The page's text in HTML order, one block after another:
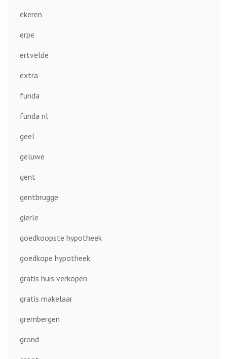
ekeren
erpe
ertvelde
extra
funda
funda nl
geel
geluwe
gent
gentbrugge
gierle
goedkoopste hypotheek
goedkope hypotheek
gratis huis verkopen
gratis makelaar
grembergen
grond